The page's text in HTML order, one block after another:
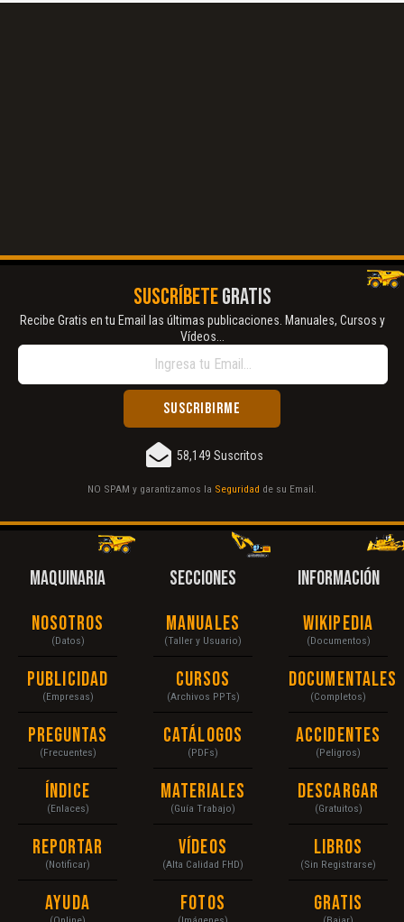
SUSCRÍBETEGRATIS
Recibe Gratis en tu Email las últimas publicaciones. Manuales, Cursos y
Vídeos...
58,149 Suscritos
NO SPAM y garantizamos la Seguridad de su Email.
MAQUINARIA
Nosotros
(Datos)
Publicidad
(Empresas)
Preguntas
(Frecuentes)
Índice
(Enlaces)
Reportar
(Notificar)
Ayuda
SECCIONES
Manuales
(Taller y Usuario)
Cursos
(Archivos PPTs)
Catálogos
(PDFs)
Materiales
(Guía Trabajo)
Vídeos
(Alta Calidad FHD)
Fotos
INFORMACIÓN
Wikipedia
(Documentos)
Documentales
(Completos)
Accidentes
(Peligros)
Descargar
(Gratuitos)
Libros
(Sin Registrarse)
Gratis